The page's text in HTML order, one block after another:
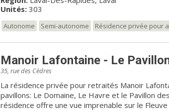
Unités:303
Autonome Semi-autonome Résidence privée pour
Manoir Lafontaine - Le
35, rue des Cèdres
La résidence privée pour retraités Manoir
pavillons: Le Domaine, Le Havre et le Pavillon
résidence offre une vue imprenable sur le